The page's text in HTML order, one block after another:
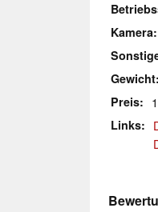
Kamera
Gewicht
Preis
Links